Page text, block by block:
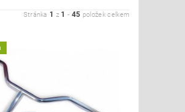
Stránka 1 z 1 - 45 položek celkem